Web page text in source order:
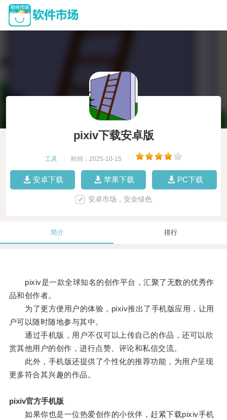
pixiv下载安卓版
工具 时间：2025-10-15
安卓下载 苹果下载 PC下载
安卓市场，安全绿色
简介 排行
pixiv是一款全球知名的创作平台，汇聚了无数的优秀作
品和创作者。
为了更方便用户的体验，pixiv推出了手机版应用，让用
户可以随时随地参与其中。
通过手机版，用户不仅可以上传自己的作品，还可以欣
赏其他用户的创作，进行点赞、评论和私信交流。
此外，手机版还提供了个性化的推荐功能，为用户呈现
更多符合其兴趣的作品。
pixiv官方手机版
如果你也是一位热爱创作的小伙伴，赶紧下载pixiv手机